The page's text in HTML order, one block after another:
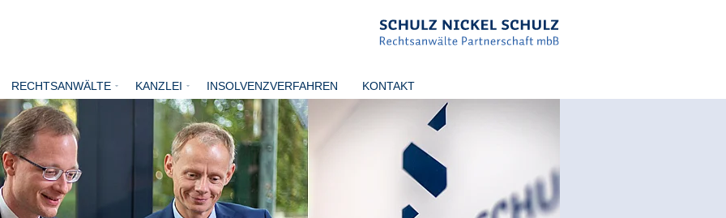
RECHTSANWÄLTE KANZLEI INSOLVENZVERFAHREN KONTAKT